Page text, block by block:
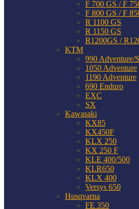
F 700 GS / F
F 800 GS / F
R 1100 GS
R 1150 GS
R1200GS /
KTM
990 Adventure/
1050 Adventure
1190 Adventure
690 Enduro
EXC
SX
Kawasaki
KX85
KX450F
KLX 250
KX 250 F
KLE 400/500
KLR650
KLX 400
Versys 650
Husqvarna
FE 350